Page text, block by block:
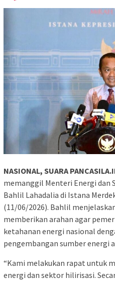
NASIONAL, SUARA
memanggil Menteri Energi dan
Bahlil Lahadalia di Istana
(11/06/2026). Bahlil
memberikan arahan agar
ketahanan energi nasional
pengembangan sumber energi
“Kami melakukan rapat untuk
energi dan sektor hilirisasi.